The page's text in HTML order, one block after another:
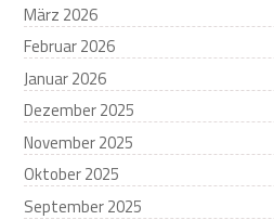
März 2026
Februar 2026
Januar 2026
Dezember 2025
November 2025
Oktober 2025
September 2025